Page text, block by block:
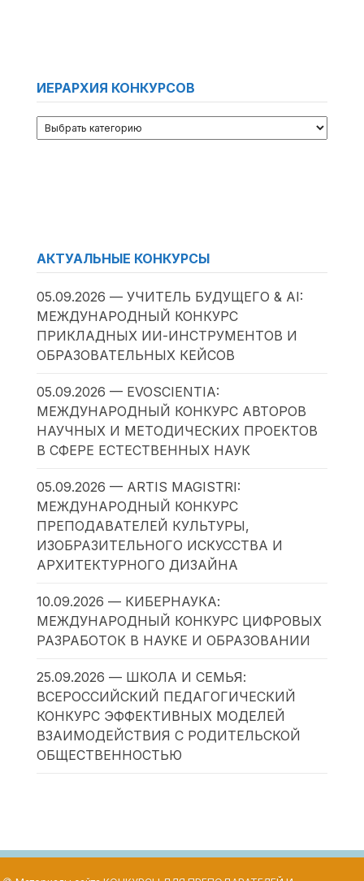
ИЕРАРХИЯ КОНКУРСОВ
АКТУАЛЬНЫЕ КОНКУРСЫ
05.09.2026 — УЧИТЕЛЬ БУДУЩЕГО & AI:
МЕЖДУНАРОДНЫЙ КОНКУРС
ПРИКЛАДНЫХ ИИ-ИНСТРУМЕНТОВ И
ОБРАЗОВАТЕЛЬНЫХ КЕЙСОВ
05.09.2026 — EVOSCIENTIA:
МЕЖДУНАРОДНЫЙ КОНКУРС АВТОРОВ
НАУЧНЫХ И МЕТОДИЧЕСКИХ ПРОЕКТОВ
В СФЕРЕ ЕСТЕСТВЕННЫХ НАУК
05.09.2026 — ARTIS MAGISTRI:
МЕЖДУНАРОДНЫЙ КОНКУРС
ПРЕПОДАВАТЕЛЕЙ КУЛЬТУРЫ,
ИЗОБРАЗИТЕЛЬНОГО ИСКУССТВА И
АРХИТЕКТУРНОГО ДИЗАЙНА
10.09.2026 — КИБЕРНАУКА:
МЕЖДУНАРОДНЫЙ КОНКУРС ЦИФРОВЫХ
РАЗРАБОТОК В НАУКЕ И ОБРАЗОВАНИИ
25.09.2026 — ШКОЛА И СЕМЬЯ:
ВСЕРОССИЙСКИЙ ПЕДАГОГИЧЕСКИЙ
КОНКУРС ЭФФЕКТИВНЫХ МОДЕЛЕЙ
ВЗАИМОДЕЙСТВИЯ С РОДИТЕЛЬСКОЙ
ОБЩЕСТВЕННОСТЬЮ